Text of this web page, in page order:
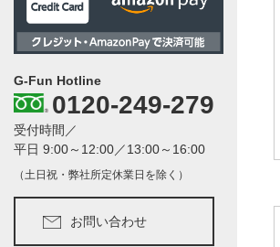
G-Fun Hotline
0120-249-279
受付時間／
平日 9:00～12:00／13:00～16:00
（土日祝・弊社所定休業日を除く）
お問い合わせ